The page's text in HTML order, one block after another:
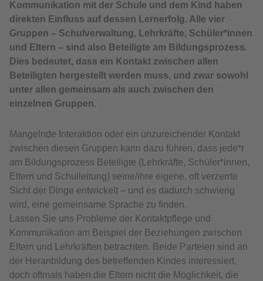
Kommunikation mit der Schule und dem Kind haben
direkten Einfluss auf dessen Lernerfolg. Alle vier
Gruppen – Schulverwaltung, Lehrkräfte, Schüler*innen
und Eltern – sind also Beteiligte am Bildungsprozess.
Dies bedeutet, dass ein Kontakt zwischen allen
Beteiligten hergestellt werden muss, und zwar sowohl
unter allen gemeinsam als auch zwischen den
einzelnen Gruppen.
Mangelnde Interaktion oder ein unzureichender Kontakt
zwischen diesen Gruppen kann dazu führen, dass jede*r
am Bildungsprozess Beteiligte (Lehrkräfte, Schüler*innen,
Eltern und Schulleitung) seine/ihre eigene, oft verzerrte
Sicht der Dinge entwickelt – und es dadurch schwierig
wird, eine gemeinsame Sprache zu finden.
Lassen Sie uns Probleme der Kontaktpflege und
Kommunikation am Beispiel der Beziehungen zwischen
Eltern und Lehrkräften betrachten. Beide Parteien sind an
der Heranbildung des betreffenden Kindes interessiert,
doch oftmals haben die Eltern nicht die Möglichkeit, die